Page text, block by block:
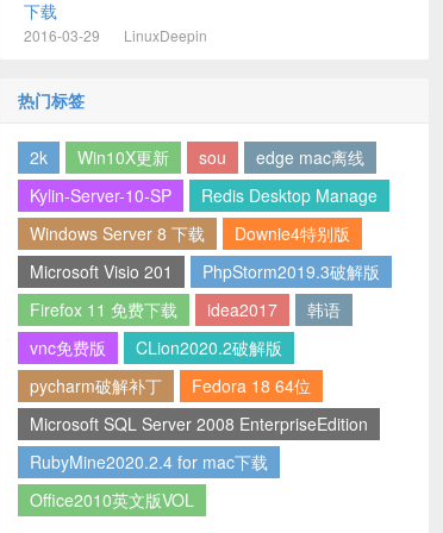
下载
2016-03-29 LinuxDeepin
热门标签
2k Win10X更新 sou
edge mac离线
Kylin-Server-10-SP
Redis Desktop Manage
Windows Server 8 下载
Downie4特别版
Microsoft Visio 201
PhpStorm2019.3破解版
Firefox 11 免费下载
idea2017
韩语
vnc免费版
CLion2020.2破解版
pycharm破解补丁
Fedora 18 64位
Microsoft SQL Server 2008 EnterpriseEdition
RubyMine2020.2.4 for mac下载
Office2010英文版VOL